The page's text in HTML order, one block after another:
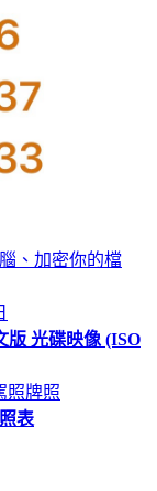
、加密你的檔
版 光碟映像 (ISO
照牌照
表